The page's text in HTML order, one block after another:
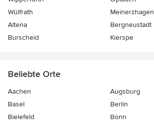
Wülfrath
Meinerzhagen
Altena
Bergneustadt
Burscheid
Kierspe
Beliebte Orte
Aachen
Augsburg
Basel
Berlin
Bielefeld
Bonn